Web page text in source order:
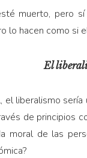
muerto, pero
lo hacen como si
El
el liberalismo
de princi­pios
moral de las